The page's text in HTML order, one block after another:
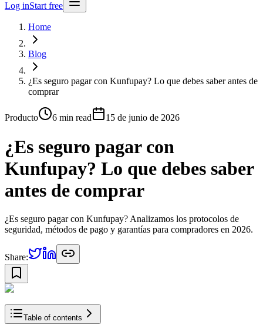
Log inStart free
Home
Blog
¿Es seguro pagar con Kunfupay? Lo que debes saber antes de
comprar
Producto 6 min read 15 de junio de 2026
¿Es seguro pagar con
Kunfupay? Lo que debes saber
antes de comprar
¿Es seguro pagar con Kunfupay? Analizamos los protocolos de
seguridad, métodos de pago y garantías para compradores en 2026.
Share:
Table of contents